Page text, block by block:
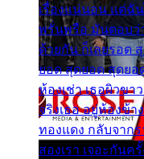
เรื่องแน่นอน แต่ฉั
พรั่นพรือ มันตอบว่
ด้วยกัน ก็เลยรอด
ยอด สุดยอด สุดย
ห้องเช่า เธอผิวขา
จริงเธอ อยู่ห้องข้า
ทองแดง กลับจาก
สองเรา เจอะกันค